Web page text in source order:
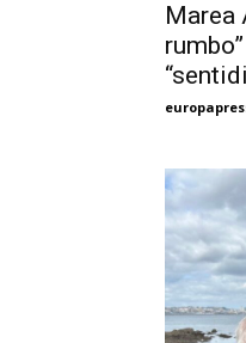
Marea